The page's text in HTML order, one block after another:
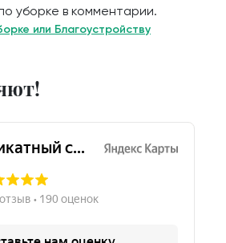
уборке в комментарии.
или Благоустройству